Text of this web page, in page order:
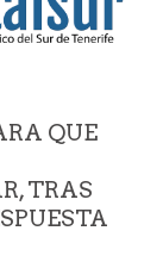
QUE
TRAS